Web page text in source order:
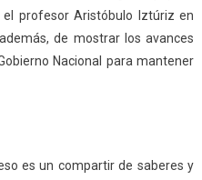
profesor Aristóbulo Iztúriz en
de mostrar los avances
Nacional para mantener
es un compartir de saberes y